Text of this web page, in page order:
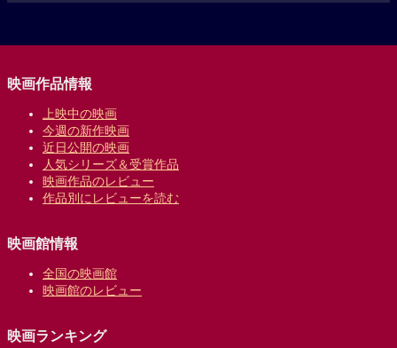
映画作品情報
上映中の映画
今週の新作映画
近日公開の映画
人気シリーズ＆受賞作品
映画作品のレビュー
作品別にレビューを読む
映画館情報
全国の映画館
映画館のレビュー
映画ランキング